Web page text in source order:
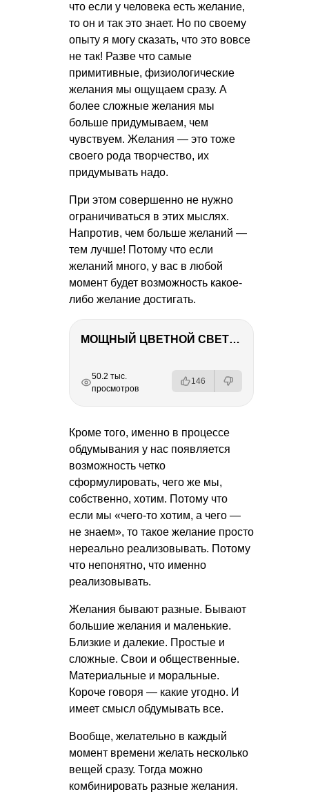
что если у человека есть желание,
то он и так это знает. Но по своему
опыту я могу сказать, что это вовсе
не так! Разве что самые
примитивные, физиологические
желания мы ощущаем сразу. А
более сложные желания мы
больше придумываем, чем
чувствуем. Желания — это тоже
своего рода творчество, их
придумывать надо.
При этом совершенно не нужно
ограничиваться в этих мыслях.
Напротив, чем больше желаний —
тем лучше! Потому что если
желаний много, у вас в любой
момент будет возможность какое-
либо желание достигать.
МОЩНЫЙ ЦВЕТНОЙ СВЕТ – NANLITE FC-500C
РЕКЛАМА
РЕКЛАМА
РЕКЛАМА
РЕКЛАМА
50.2 тыс.
просмотров
146
Кроме того, именно в процессе
обдумывания у нас появляется
возможность четко
сформулировать, чего же мы,
собственно, хотим. Потому что
если мы «чего-то хотим, а чего —
не знаем», то такое желание просто
нереально реализовывать. Потому
что непонятно, что именно
реализовывать.
Желания бывают разные. Бывают
большие желания и маленькие.
Близкие и далекие. Простые и
сложные. Свои и общественные.
Материальные и моральные.
Короче говоря — какие угодно. И
имеет смысл обдумывать все.
Вообще, желательно в каждый
момент времени желать несколько
вещей сразу. Тогда можно
комбинировать разные желания.